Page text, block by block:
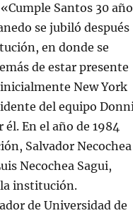
Santos 30
se jubiló después
en donde se
de estar presente
New York
del equipo
En el año de 1984
Salvador Necochea
Necochea Sagui,
institución.
de Universidad de